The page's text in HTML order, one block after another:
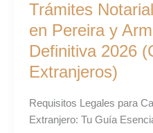
Trámites
en Pereira y
Definitiva 2026
Extranjeros)
Requisitos Legales para
Extranjero: Tu Guía
para
Bodas
Pereira
y
Guía
Definitiva